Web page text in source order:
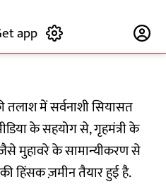
app
में सर्वनाशी सियासत
के सहयोग से, गृहमंत्री के
मुहावरे के सामान्यीकरण से
हिंसक ज़मीन तैयार हुई है.